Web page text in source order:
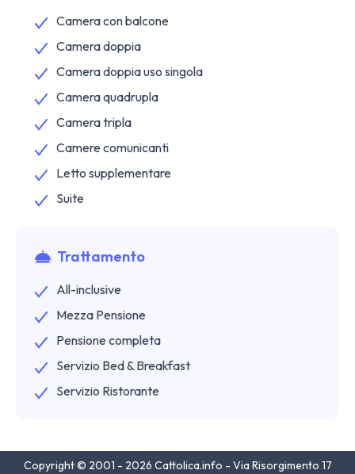
Camera con balcone
Camera doppia
Camera doppia uso singola
Camera quadrupla
Camera tripla
Camere comunicanti
Letto supplementare
Suite
Trattamento
All-inclusive
Mezza Pensione
Pensione completa
Servizio Bed & Breakfast
Servizio Ristorante
Copyright © 2001 - 2026 Cattolica.info - Via Risorgimento 17